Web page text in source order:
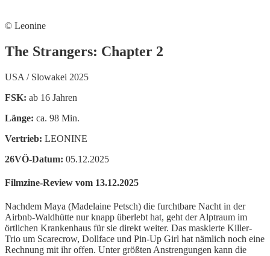
© Leonine
The Strangers: Chapter 2
USA / Slowakei 2025
FSK: ab 16 Jahren
Länge: ca. 98 Min.
Vertrieb: LEONINE
26VÖ-Datum: 05.12.2025
Filmzine-Review vom 13.12.2025
Nachdem Maya (Madelaine Petsch) die furchtbare Nacht in der
Airbnb-Waldhütte nur knapp überlebt hat, geht der Alptraum im
örtlichen Krankenhaus für sie direkt weiter. Das maskierte Killer-
Trio um Scarecrow, Dollface und Pin-Up Girl hat nämlich noch eine
Rechnung mit ihr offen. Unter größten Anstrengungen kann die